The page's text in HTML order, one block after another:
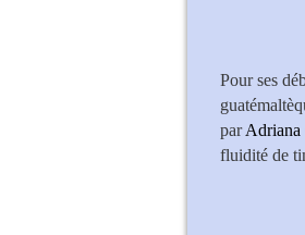
Pour ses
parAdriana
fluidité de